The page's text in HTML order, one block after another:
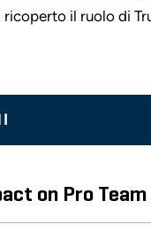
ricoperto il ruolo di
on Pro Team